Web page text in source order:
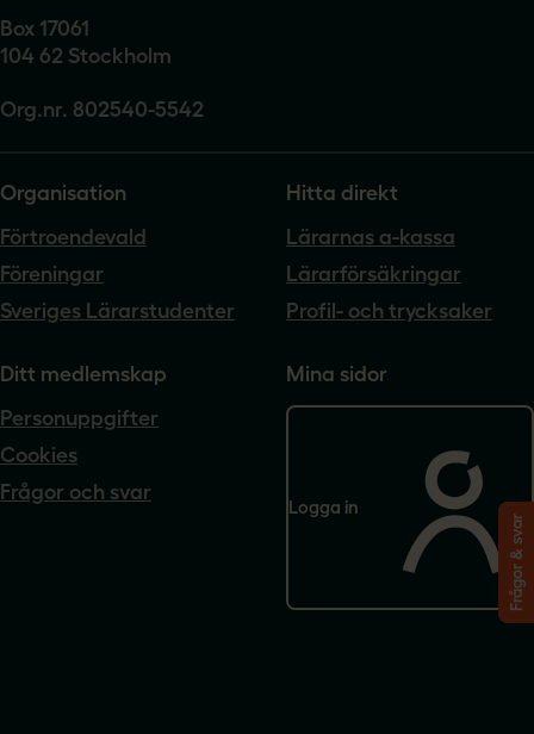
Box 17061
104 62 Stockholm
Org.nr. 802540-5542
Organisation
Förtroendevald
Föreningar
Sveriges Lärarstudenter
Hitta direkt
Lärarnas a-kassa
Lärarförsäkringar
Profil- och trycksaker
Ditt medlemskap
Personuppgifter
Cookies
Frågor och svar
Mina sidor
Logga in
Frågor & svar